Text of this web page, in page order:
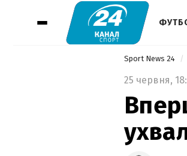
Sport News 24
25 червня,